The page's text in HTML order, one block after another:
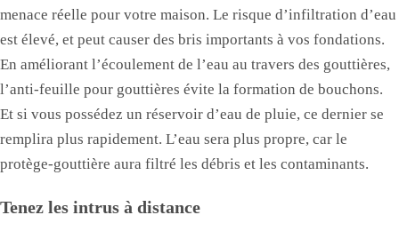
menace réelle pour votre maison. Le risque d’infiltration d’eau
est élevé, et peut causer des bris importants à vos fondations.
En améliorant l’écoulement de l’eau au travers des gouttières,
l’anti-feuille pour gouttières évite la formation de bouchons.
Et si vous possédez un réservoir d’eau de pluie, ce dernier se
remplira plus rapidement. L’eau sera plus propre, car le
protège-gouttière aura filtré les débris et les contaminants.
Tenez les intrus à distance